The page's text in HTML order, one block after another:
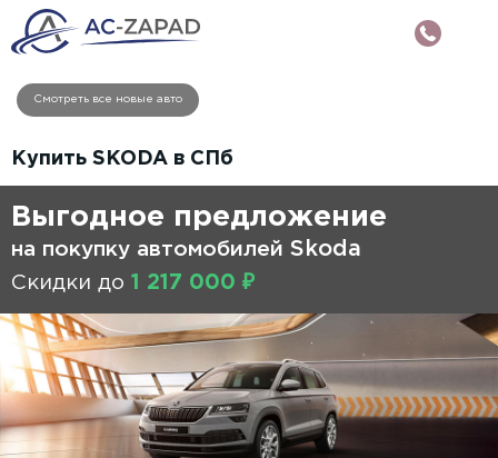
Смотреть все новые авто
Купить SKODA в СПб
Выгодное предложение
на покупку автомобилей Skoda
Скидки до 1 217 000 ₽